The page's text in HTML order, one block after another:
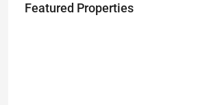
Featured Properties